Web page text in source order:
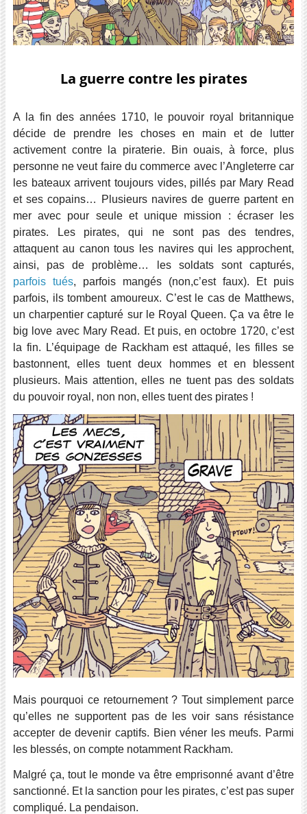
La guerre contre les pirates
A la fin des années 1710, le pouvoir royal britannique
décide de prendre les choses en main et de lutter
activement contre la piraterie. Bin ouais, à force, plus
personne ne veut faire du commerce avec l’Angleterre car
les bateaux arrivent toujours vides, pillés par Mary Read
et ses copains… Plusieurs navires de guerre partent en
mer avec pour seule et unique mission : écraser les
pirates. Les pirates, qui ne sont pas des tendres,
attaquent au canon tous les navires qui les approchent,
ainsi, pas de problème… les soldats sont capturés,
parfois tués, parfois mangés (non,c’est faux). Et puis
parfois, ils tombent amoureux. C’est le cas de Matthews,
un charpentier capturé sur le Royal Queen. Ça va être le
big love avec Mary Read. Et puis, en octobre 1720, c’est
la fin. L’équipage de Rackham est attaqué, les filles se
bastonnent, elles tuent deux hommes et en blessent
plusieurs. Mais attention, elles ne tuent pas des soldats
du pouvoir royal, non non, elles tuent des pirates !
Mais pourquoi ce retournement ? Tout simplement parce
qu’elles ne supportent pas de les voir sans résistance
accepter de devenir captifs. Bien véner les meufs. Parmi
les blessés, on compte notamment Rackham.
Malgré ça, tout le monde va être emprisonné avant d’être
sanctionné. Et la sanction pour les pirates, c’est pas super
compliqué. La pendaison.